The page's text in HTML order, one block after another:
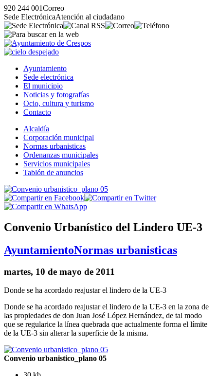
920 244 001Correo
Sede ElectrónicaAtención al ciudadano
Ayuntamiento
Sede electrónica
El municipio
Noticias y fotografías
Ocio, cultura y turismo
Contacto
Alcaldía
Corporación municipal
Normas urbanisticas
Ordenanzas municipales
Servicios municipales
Tablón de anuncios
Convenio Urbanístico del Lindero UE-3
AyuntamientoNormas urbanisticas
martes, 10 de mayo de 2011
Donde se ha acordado reajustar el lindero de la UE-3
Donde se ha acordado reajustar el lindero de la UE-3 en la zona de
las propiedades de don Juan José López Hernández, de tal modo
que se regularice la línea quebrada que actualmente forma el límite
de la UE-3 sin alterar la superficie de la misma.
Convenio urbanistico_plano 05